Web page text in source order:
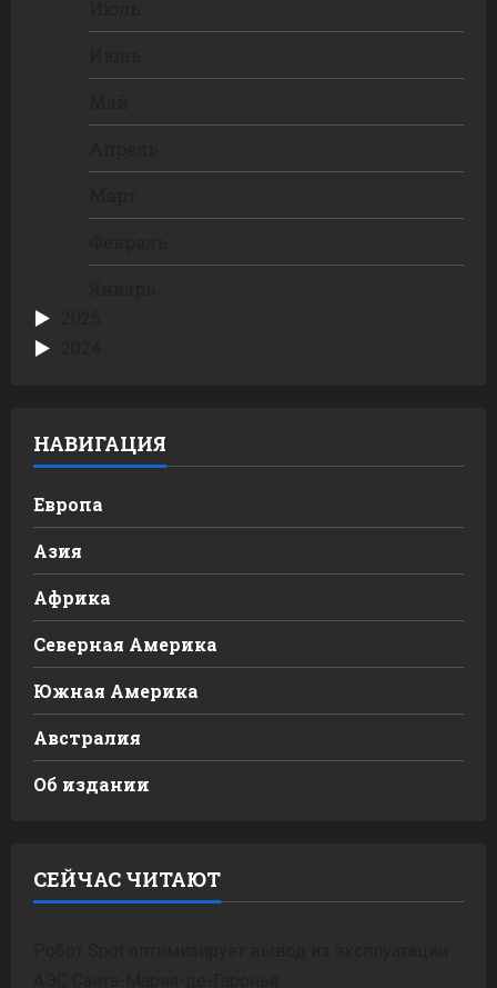
НАВИГАЦИЯ
Европа
Азия
Африка
Северная Америка
Южная Америка
Австралия
Об издании
СЕЙЧАС ЧИТАЮТ